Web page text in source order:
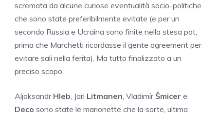
scremata da alcune curiose eventualità socio-politiche
che sono state preferibilmente evitate (e per un
secondo Russia e Ucraina sono finite nella stesa pot,
prima che Marchetti ricordasse il gente agreement per
evitare sali nella ferita). Ma tutto finalizzato a un
preciso scopo.
Aljaksandr Hleb, Jari Litmanen, Vladimír Šmicer e
Deco sono state le marionette che la sorte, ultima